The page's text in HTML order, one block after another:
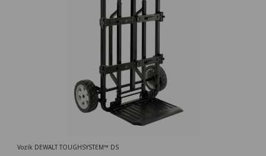
Vozík DEWALT TOUGHSYSTEM™ DS